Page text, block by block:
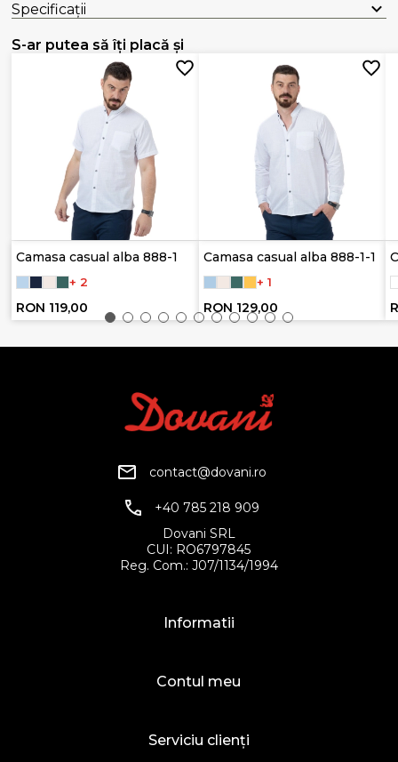
Specificații
S-ar putea să îți placă și
Camasa casual alba 888-1
+ 2
RON 119,00
Camasa casual alba 888-1-1
+ 1
RON 129,00
contact@dovani.ro
+40 785 218 909
Dovani SRL
CUI: RO6797845
Reg. Com.: J07/1134/1994
Informatii
Contul meu
Serviciu clienți